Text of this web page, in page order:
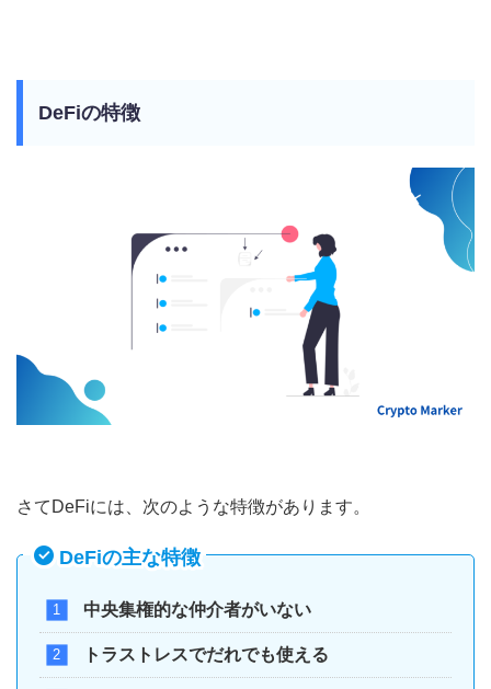
DeFiの特徴
さてDeFiには、次のような特徴があります。
DeFiの主な特徴
中央集権的な仲介者がいない
トラストレスでだれでも使える